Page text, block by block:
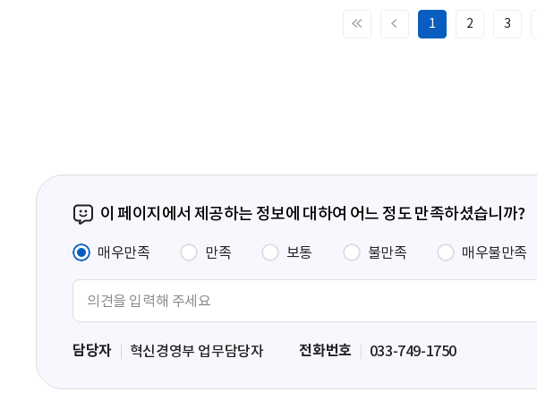
처
이
1 2 3
이 페이지에서 제공하는 정보에 대하여 어느 정도 만족하셨습니까?
매우만족 만족 보통 불만족 매우불만족
력
담당자 혁신경영부 업무담당자 전화번호 033-749-1750